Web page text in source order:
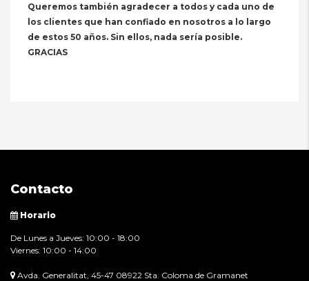
Queremos también agradecer a todos y cada uno de
los clientes que han confiado en nosotros a lo largo
de estos 50 años. Sin ellos, nada sería posible.
GRACIAS
Contacto
Horario
De Lunes a Jueves: 10:00 - 18:00
Viernes: 10:00 - 14:00
Avda. Generalitat, 45-47 08922 Sta. Coloma de Gramanet